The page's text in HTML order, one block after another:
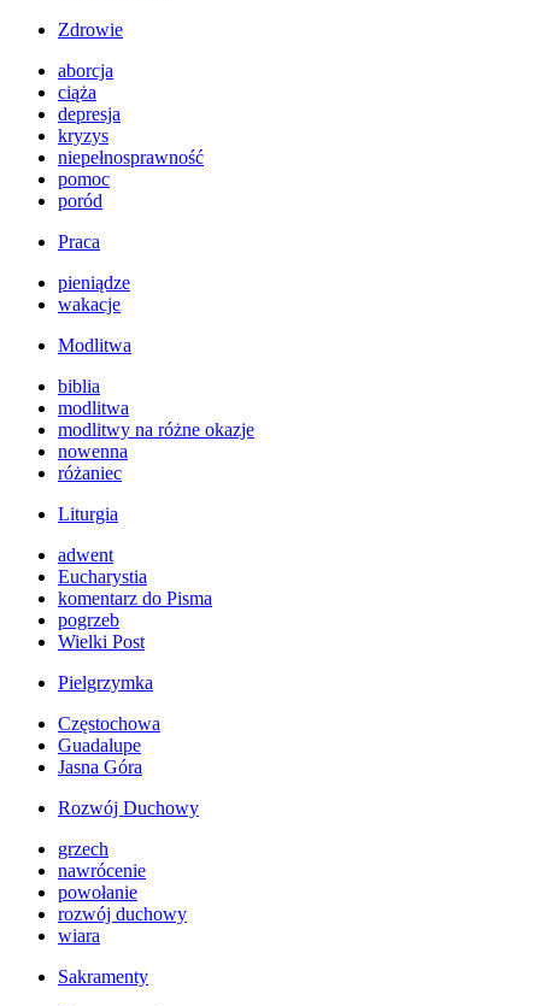
Zdrowie
aborcja
ciąża
depresja
kryzys
niepełnosprawność
pomoc
poród
Praca
pieniądze
wakacje
Modlitwa
biblia
modlitwa
modlitwy na różne okazje
nowenna
różaniec
Liturgia
adwent
Eucharystia
komentarz do Pisma
pogrzeb
Wielki Post
Pielgrzymka
Częstochowa
Guadalupe
Jasna Góra
Rozwój Duchowy
grzech
nawrócenie
powołanie
rozwój duchowy
wiara
Sakramenty